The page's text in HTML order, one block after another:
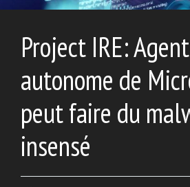
Project IRE:
autonome de
peut faire du
insensé